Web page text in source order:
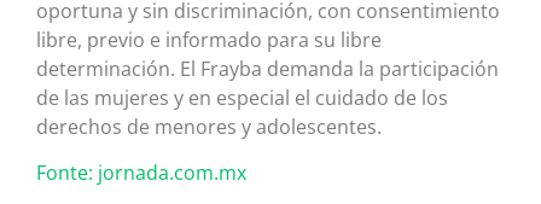
oportuna y sin discriminación, con consentimiento
libre, previo e informado para su libre
determinación. El Frayba demanda la participación
de las mujeres y en especial el cuidado de los
derechos de menores y adolescentes.
Fonte: jornada.com.mx